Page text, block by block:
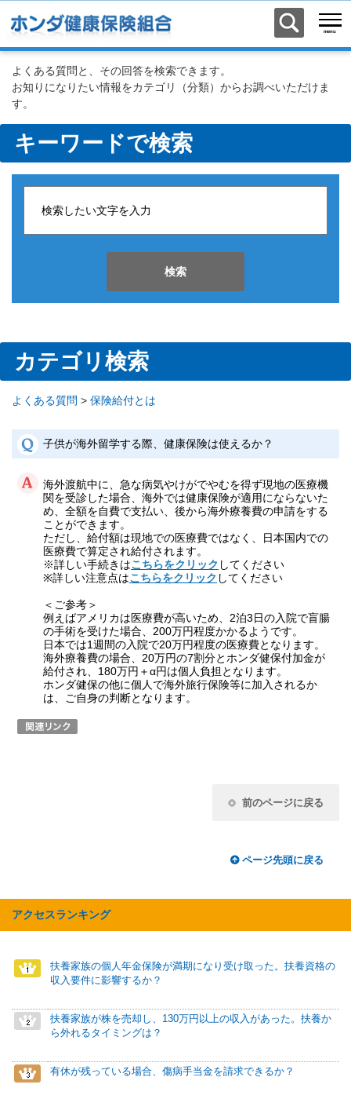
よくある質問と、その回答を検索できます。
お知りになりたい情報をカテゴリ（分類）からお調べいただけま
す。
キーワードで検索
検索
カテゴリ検索
よくある質問 > 保険給付とは
子供が海外留学する際、健康保険は使えるか？
海外渡航中に、急な病気やけがでやむを得ず現地の医療機
関を受診した場合、海外では健康保険が適用にならないた
め、全額を自費で支払い、後から海外療養費の申請をする
ことができます。
ただし、給付額は現地での医療費ではなく、日本国内での
医療費で算定され給付されます。
※詳しい手続きはこちらをクリック してください
※詳しい注意点はこちらをクリック してください
＜ご参考＞
例えばアメリカは医療費が高いため、2泊3日の入院で盲腸
の手術を受けた場合、200万円程度かかるようです。
日本では1週間の入院で20万円程度の医療費となります。
海外療養費の場合、20万円の7割分とホンダ健保付加金が
給付され、180万円＋α円は個人負担となります。
ホンダ健保の他に個人で海外旅行保険等に加入されるか
は、ご自身の判断となります。
前のページに戻る
ページ先頭に戻る
アクセスランキング
扶養家族の個人年金保険が満期になり受け取った。扶養資格の
収入要件に影響するか？
扶養家族が株を売却し、130万円以上の収入があった。扶養か
ら外れるタイミングは？
有休が残っている場合、傷病手当金を請求できるか？